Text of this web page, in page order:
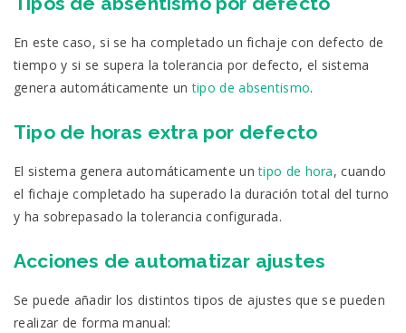
En este caso, si se ha completado un fichaje con defecto de
tiempo y si se supera la tolerancia por defecto, el sistema
genera automáticamente untipo de absentismo.
Tipo de horas extra por defecto
El sistema genera automáticamente untipo de hora, cuando
el fichaje completado ha superado la duración total del turno
y ha sobrepasado la tolerancia configurada.
Acciones de automatizar ajustes
Se puede añadir los distintos tipos de ajustes que se pueden
realizar de forma manual: